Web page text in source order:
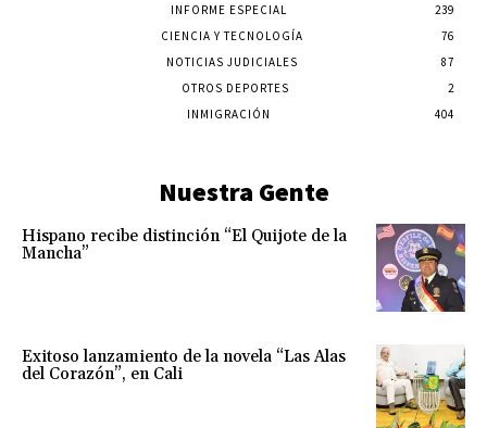
INFORME ESPECIAL
239
CIENCIA Y TECNOLOGÍA
76
NOTICIAS JUDICIALES
87
OTROS DEPORTES
2
INMIGRACIÓN
404
Nuestra Gente
Hispano recibe distinción “El Quijote de la
Mancha”
Exitoso lanzamiento de la novela “Las Alas
del Corazón”, en Cali